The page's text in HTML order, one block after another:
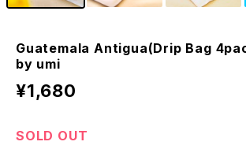
Guatemala Antigua(Drip Bag
by umi
¥1,680
SOLD OUT